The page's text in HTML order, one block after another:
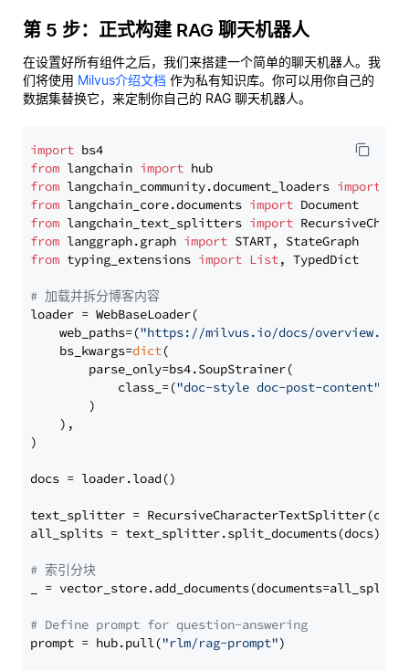
第 5 步：正式构建 RAG 聊天机器人
在设置好所有组件之后，我们来搭建一个简单的聊天机器人。我
们将使用 Milvus介绍文档 作为私有知识库。你可以用你自己的
数据集替换它，来定制你自己的 RAG 聊天机器人。
import
from langchain import
from langchain_community.document_loaders import
from langchain_core.documents import
from langchain_text_splitters import
from langgraph.graph import
from typing_extensions import List, TypedDict
# 加载并拆分博客内容
loader = WebBaseLoader(
    web_paths=(
"https://milvus.io/docs/overview.md"
    bs_kwargs=
dict(
        parse_only=bs4.SoupStrainer(
            class_=(
"doc-style doc-post-content"
        )
    ),
)
docs = loader.load()
text_splitter =
all_splits = text_splitter.split_documents(docs)
# 索引分块
_ = vector_store.add_documents(documents=all_splits)
# Define prompt for question-answering
prompt = hub.pull("rlm/rag-prompt")